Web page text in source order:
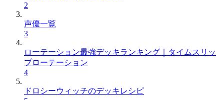
2
声優一覧
3
ローテーション最強デッキランキング｜タイムスリッ
プローテーション
4
ドロシーウィッチのデッキレシピ